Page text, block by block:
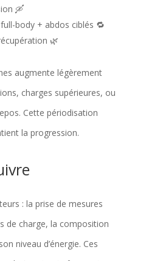
🛶
body + abdos ciblés 🔁
🌿
augmente légèrement
charges supérieures, ou
Cette périodisation
la progression.
: la prise de mesures
de charge, la composition
niveau d’énergie. Ces